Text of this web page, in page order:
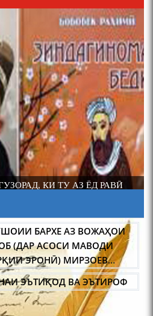
КИ ТУ АЗ ЁД РАВӢ
БАРХЕ АЗ ВОЖАҲОИ
(ДАР АСОСИ МАВОДИ
ЭРОНӢ) МИРЗОЕВ
ҶАБОРОВИЧ.
ЭЪТИҚОД ВА ЭЪТИРОФ